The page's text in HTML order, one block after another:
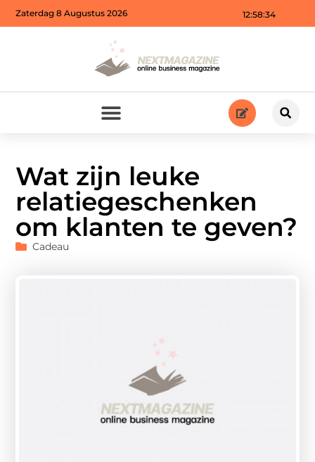
12:58:34
Zaterdag 8 Augustus 2026
Wat zijn leuke
relatiegeschenken
om klanten te geven?
Cadeau